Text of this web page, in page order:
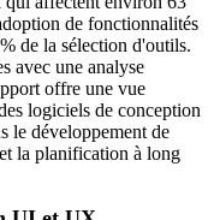
de fonctionnalités
de la sélection d'outils.
avec une analyse
offre une vue
logiciels de conception
le développement de
la planification à long